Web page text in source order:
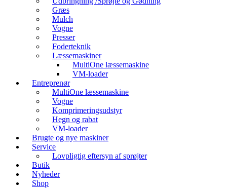
Græs
Mulch
Vogne
Presser
Foderteknik
Læssemaskiner
MultiOne læssemaskine
VM-loader
Entreprenør
MultiOne læssemaskine
Vogne
Komprimeringsudstyr
Hegn og rabat
VM-loader
Brugte og nye maskiner
Service
Lovpligtig eftersyn af sprøjter
Butik
Nyheder
Shop